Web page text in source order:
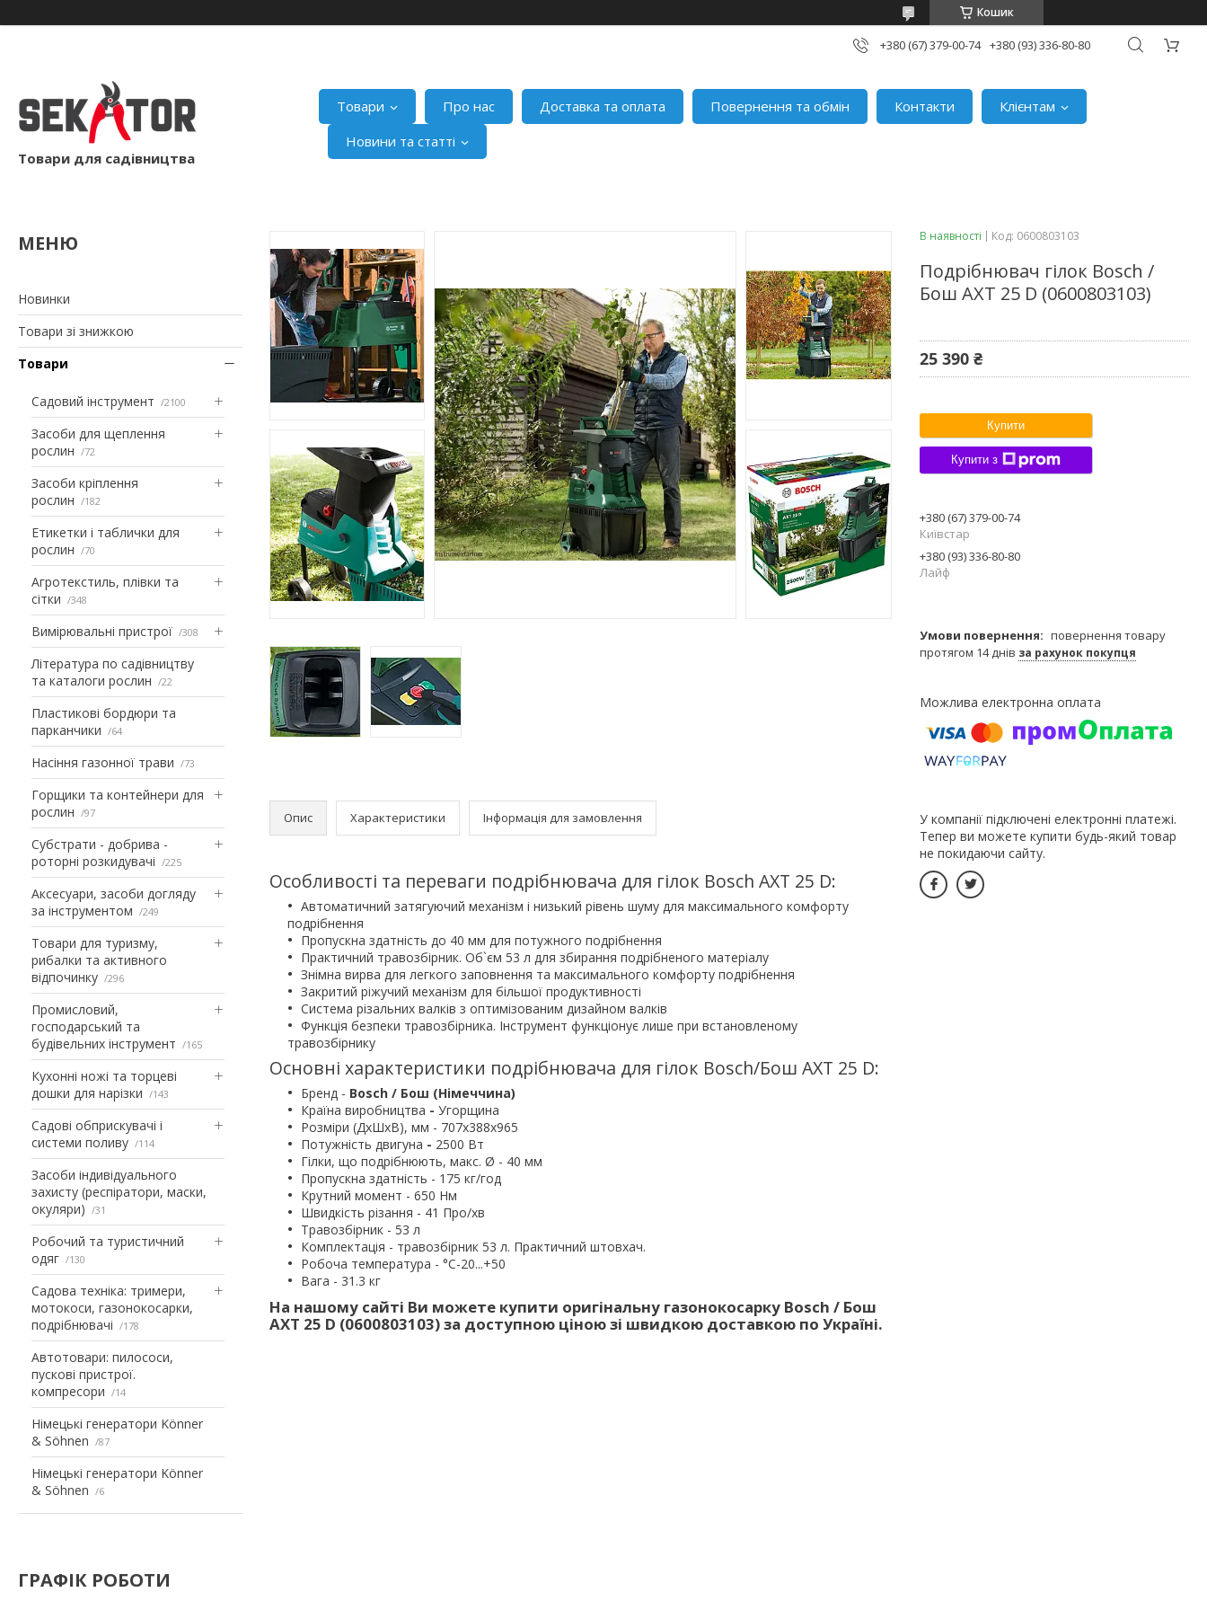
Кошик
+380 (67) 379-00-74 +380 (93) 336-80-80
Товари для садівництва
Товари Про нас Доставка та оплата Повернення та обмін Контакти
Клієнтам
Новини та статті
Новинки
Товари зі знижкою
Товари
Садовий інструмент 2100
Засоби для щеплення
рослин
72
Засоби кріплення
рослин
182
Етикетки і таблички для
рослин
70
Агротекстиль, плівки та
сітки
348
Вимірювальні пристрої 308
Література по садівництву
та каталоги рослин
22
Пластикові бордюри та
парканчики
64
Насіння газонної трави 73
Горщики та контейнери для
рослин
97
Субстрати - добрива -
роторні розкидувачі
225
Аксесуари, засоби догляду
за інструментом
249
Товари для туризму,
рибалки та активного
відпочинку
296
Промисловий,
господарський та
будівельних інструмент
165
Кухонні ножі та торцеві
дошки для нарізки
143
Садові обприскувачі і
системи поливу
114
Засоби індивідуального
захисту (респіратори, маски,
окуляри)
31
Робочий та туристичний
одяг
130
Садова техніка: тримери,
мотокоси, газонокосарки,
подрібнювачі
178
Автотовари: пилососи,
пускові пристрої.
компресори
14
Німецькі генератори Könner
& Söhnen
87
Німецькі генератори Könner
& Söhnen
6
ГРАФІК РОБОТИ
Опис Характеристики Інформація для замовлення
Особливості та переваги подрібнювача для гілок Bosch AXT 25 D:
Автоматичний затягуючий механізм і низький рівень шуму для максимального комфорту
подрібнення
Пропускна здатність до 40 мм для потужного подрібнення
Практичний травозбірник. Об`єм 53 л для збирання подрібненого матеріалу
Знімна вирва для легкого заповнення та максимального комфорту подрібнення
Закритий ріжучий механізм для більшої продуктивності
Система різальних валків з оптимізованим дизайном валків
Функція безпеки травозбірника. Інструмент функціонує лише при встановленому
травозбірнику
Основні характеристики подрібнювача для гілок Bosch/Бош AXT 25 D:
Бренд - Bosch / Бош (Німеччина)
Країна виробництва - Угорщина
Розміри (ДхШхВ), мм - 707x388x965
Потужність двигуна - 2500 Вт
Гілки, що подрібнюють, макс. Ø - 40 мм
Пропускна здатність - 175 кг/год
Крутний момент - 650 Нм
Швидкість різання - 41 Про/хв
Травозбірник - 53 л
Комплектація - травозбірник 53 л. Практичний штовхач.
Робоча температура - °C-20...+50
Вага - 31.3 кг
На нашому сайті Ви можете купити оригінальну газонокосарку Bosch / Бош
AXT 25 D (0600803103) за доступною ціною зі швидкою доставкою по Україні.
В наявності Код: 0600803103
Подрібнювач гілок Bosch /
Бош AXT 25 D (0600803103)
25 390 ₴
Купити
Купити з
+380 (67) 379-00-74
Київстар
+380 (93) 336-80-80
Лайф
повернення товару
протягом 14 днів за рахунок покупця
У компанії підключені електронні платежі.
Тепер ви можете купити будь-який товар
не покидаючи сайту.